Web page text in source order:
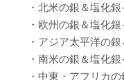
・北米の銀＆塩化
・欧州の銀＆塩化
・アジア太平洋の
・南米の銀＆塩化
・中東・アフリカ